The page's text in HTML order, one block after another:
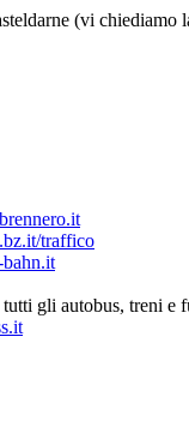
(vi chiediamo
traffico
gli autobus, treni e